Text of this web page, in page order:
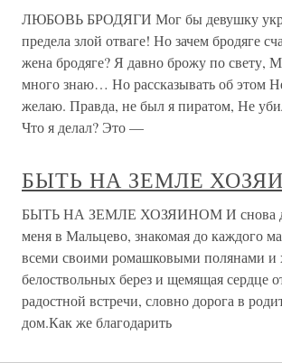
ЛЮБОВЬ БРОДЯГИ Мог бы девушку
предела злой отваге! Но зачем бродяге
жена бродяге? Я давно брожу по свету,
много знаю… Но рассказывать об этом
желаю. Правда, не был я пиратом, Не
Что я делал? Это —
БЫТЬ НА ЗЕМЛЕ
БЫТЬ НА ЗЕМЛЕ ХОЗЯИНОМ И снова
меня в Мальцево, знакомая до каждого
всеми своими ромашковыми полянами и
белоствольных берез и щемящая сердце
радостной встречи, словно дорога в
дом.Как же благодарить